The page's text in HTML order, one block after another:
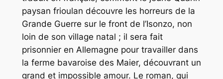
paysan frioulan découvre les horreurs de la
Grande Guerre sur le front de l’Isonzo, non
loin de son village natal ; il sera fait
prisonnier en Allemagne pour travailler dans
la ferme bavaroise des Maier, découvrant un
grand et impossible amour. Le roman, qui